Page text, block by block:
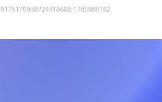
9175170938724418608:1785988142